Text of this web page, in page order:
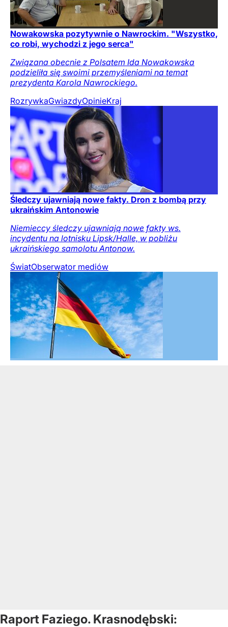
Nowakowska pozytywnie o Nawrockim. "Wszystko,
co robi, wychodzi z jego serca"
Związana obecnie z Polsatem Ida Nowakowska
podzieliła się swoimi przemyśleniami na temat
prezydenta Karola Nawrockiego.
RozrywkaGwiazdyOpinieKraj
Śledczy ujawniają nowe fakty. Dron z bombą przy
ukraińskim Antonowie
Niemieccy śledczy ujawniają nowe fakty ws.
incydentu na lotnisku Lipsk/Halle, w pobliżu
ukraińskiego samolotu Antonow.
ŚwiatObserwator mediów
Raport Faziego. Krasnodębski: